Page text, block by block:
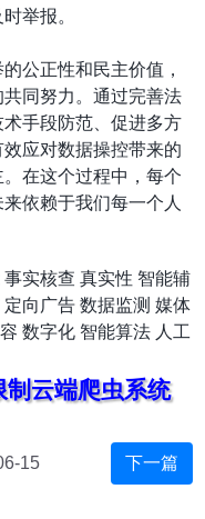
举报。
公正性和民主价值，
同努力。通过完善法
手段防范、促进多方
应对数据操控带来的
在这个过程中，每个
依赖于我们每一个人
事实核查 真实性 智能辅
定向广告 数据监测 媒体
数字化 智能算法 人工
云端爬虫系统
15 下一篇